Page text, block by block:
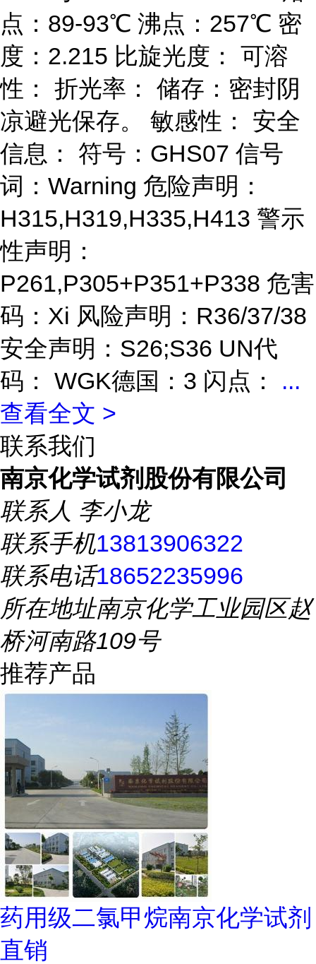
点：89-93℃ 沸点：257℃ 密
度：2.215 比旋光度： 可溶
性： 折光率： 储存：密封阴
凉避光保存。 敏感性： 安全
信息： 符号：GHS07 信号
词：Warning 危险声明：
H315,H319,H335,H413 警示
性声明：
P261,P305+P351+P338 危害
码：Xi 风险声明：R36/37/38
安全声明：S26;S36 UN代
码： WGK德国：3 闪点： ...
查看全文 >
联系我们
南京化学试剂股份有限公司
联系人 李小龙
联系手机13813906322
联系电话18652235996
所在地址南京化学工业园区赵
桥河南路109号
推荐产品
药用级二氯甲烷南京化学试剂
直销